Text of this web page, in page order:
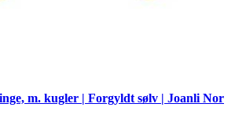
m. kugler | Forgyldt sølv | Joanli Nor